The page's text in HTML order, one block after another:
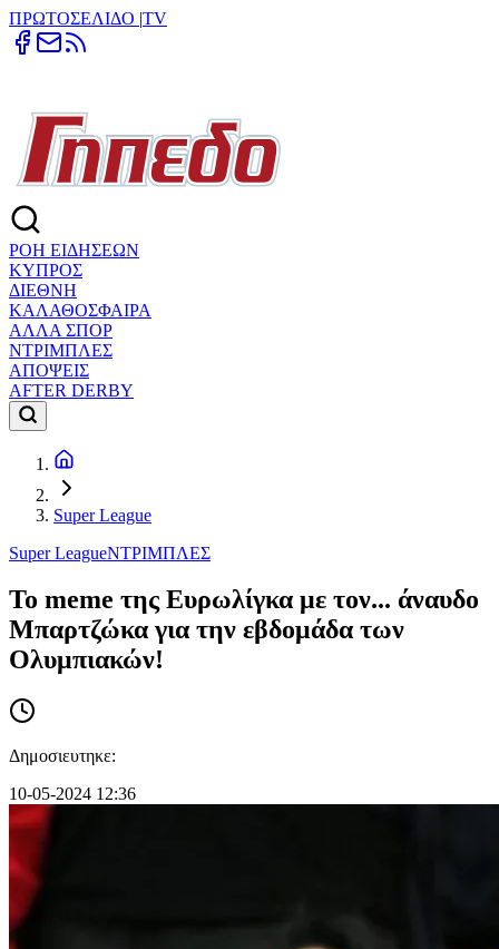
ΠΡΩΤΟΣΕΛΙΔΟ |TV
ΡΟΗ ΕΙΔΗΣΕΩΝ
ΚΥΠΡΟΣ
ΔΙΕΘΝΗ
ΚΑΛΑΘΟΣΦΑΙΡΑ
ΑΛΛΑ ΣΠΟΡ
ΝΤΡΙΜΠΛΕΣ
ΑΠΟΨΕΙΣ
AFTER DERBY
Super League
Super LeagueΝΤΡΙΜΠΛΕΣ
Το meme της Ευρωλίγκα με τον... άναυδο
Μπαρτζώκα για την εβδομάδα των
Ολυμπιακών!
Δημοσιευτηκε:
10-05-2024 12:36